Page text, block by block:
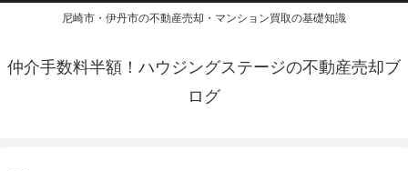
尼崎市・伊丹市の不動産売却・マンション買取の基礎知識
仲介手数料半額！ハウジングステージの不動産売却ブ
ログ